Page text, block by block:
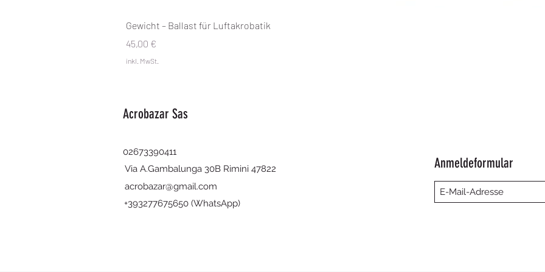
Gewicht – Ballast für Luftakrobatik
Preis
45,00 €
inkl. MwSt.
Acrobazar Sas
02673390411
Via A.Gambalunga 30B Rimini 47822
acrobazar@gmail.com
+393277675650 (WhatsApp)
Anmeldeformular